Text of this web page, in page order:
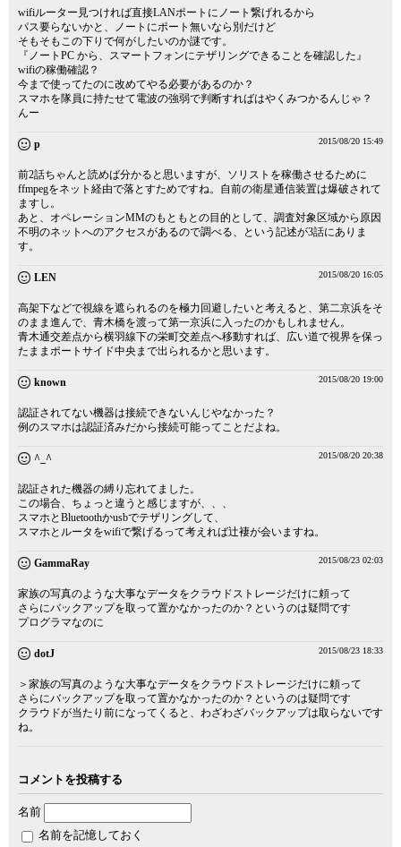
wifiルーター見つければ直接LANポートにノート繋げれるから
パス要らないかと、ノートにポート無いなら別だけど
そもそもこの下りで何がしたいのか謎です。
『ノートPC から、スマートフォンにテザリングできることを確認した』
wifiの稼働確認？
今まで使ってたのに改めてやる必要があるのか？
スマホを隊員に持たせて電波の強弱で判断すればはやくみつかるんじゃ？
んー
p 2015/08/20 15:49
前2話ちゃんと読めば分かると思いますが、ソリストを稼働させるために
ffmpegをネット経由で落とすためですね。自前の衛星通信装置は爆破されて
ますし。
あと、オペレーションMMのもともとの目的として、調査対象区域から原因
不明のネットへのアクセスがあるので調べる、という記述が3話にありま
す。
LEN 2015/08/20 16:05
高架下などで視線を遮られるのを極力回避したいと考えると、第二京浜をそ
のまま進んで、青木橋を渡って第一京浜に入ったのかもしれません。
青木通交差点から横羽線下の栄町交差点へ移動すれば、広い道で視界を保っ
たままポートサイド中央まで出られるかと思います。
known 2015/08/20 19:00
認証されてない機器は接続できないんじやなかった？
例のスマホは認証済みだから接続可能ってことだよね。
^_^ 2015/08/20 20:38
認証された機器の縛り忘れてました。
この場合、ちょっと違うと感じますが、、、
スマホとBluetoothかusbでテザリングして、
スマホとルータをwifiで繋げるって考えれば辻褄が会いますね。
GammaRay 2015/08/23 02:03
家族の写真のような大事なデータをクラウドストレージだけに頼って
さらにバックアップを取って置かなかったのか？というのは疑問です
プログラマなのに
dotJ 2015/08/23 18:33
＞家族の写真のような大事なデータをクラウドストレージだけに頼って
さらにバックアップを取って置かなかったのか？というのは疑問です
クラウドが当たり前になってくると、わざわざバックアップは取らないです
ね。
コメントを投稿する
名前
名前を記憶しておく